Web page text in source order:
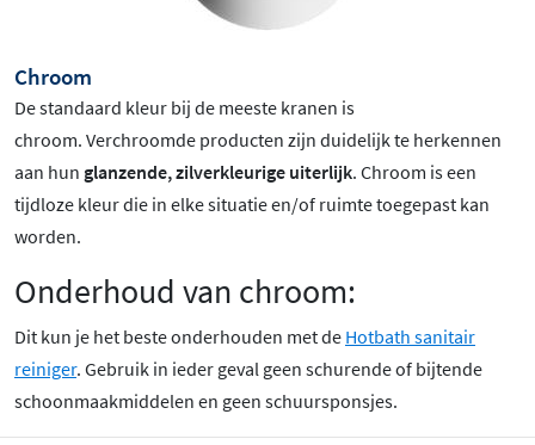
Chroom
De standaard kleur bij de meeste kranen is
chroom. Verchroomde producten zijn duidelijk te herkennen
aan hun glanzende, zilverkleurige uiterlijk. Chroom is een
tijdloze kleur die in elke situatie en/of ruimte toegepast kan
worden.
Onderhoud van chroom:
Dit kun je het beste onderhouden met de Hotbath sanitair
reiniger. Gebruik in ieder geval geen schurende of bijtende
schoonmaakmiddelen en geen schuursponsjes.